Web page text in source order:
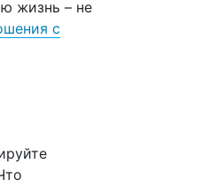
жизнь – не
с